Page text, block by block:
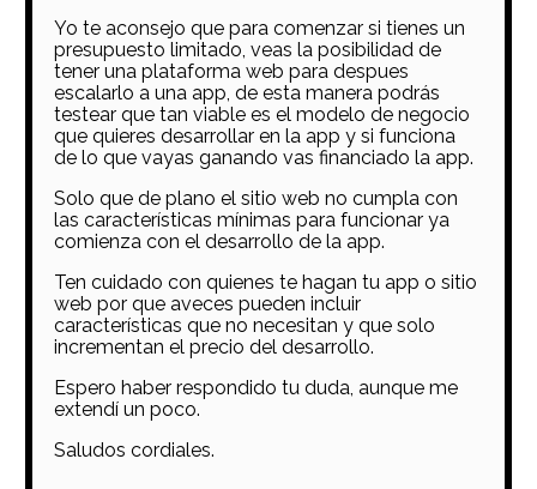
Yo te aconsejo que para comenzar si tienes un
presupuesto limitado, veas la posibilidad de
tener una plataforma web para despues
escalarlo a una app, de esta manera podrás
testear que tan viable es el modelo de negocio
que quieres desarrollar en la app y si funciona
de lo que vayas ganando vas financiado la app.
Solo que de plano el sitio web no cumpla con
las características mínimas para funcionar ya
comienza con el desarrollo de la app.
Ten cuidado con quienes te hagan tu app o sitio
web por que aveces pueden incluir
características que no necesitan y que solo
incrementan el precio del desarrollo.
Espero haber respondido tu duda, aunque me
extendí un poco.
Saludos cordiales.